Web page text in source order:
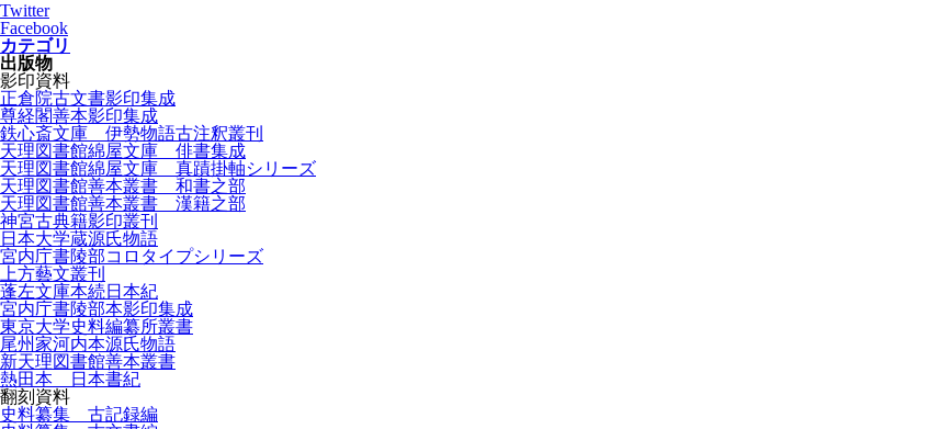
Twitter
Facebook
カテゴリ
出版物
影印資料
正倉院古文書影印集成
尊経閣善本影印集成
鉄心斎文庫 伊勢物語古注釈叢刊
天理図書館綿屋文庫 俳書集成
天理図書館綿屋文庫 真蹟掛軸シリーズ
天理図書館善本叢書 和書之部
天理図書館善本叢書 漢籍之部
神宮古典籍影印叢刊
日本大学蔵源氏物語
宮内庁書陵部コロタイプシリーズ
上方藝文叢刊
蓬左文庫本続日本紀
宮内庁書陵部本影印集成
東京大学史料編纂所叢書
尾州家河内本源氏物語
新天理図書館善本叢書
熱田本 日本書紀
翻刻資料
史料纂集 古記録編